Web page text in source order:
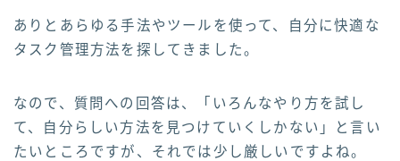
ありとあらゆる手法やツールを使って、自分に快適な
タスク管理方法を探してきました。
なので、質問への回答は、「いろんなやり方を試し
て、自分らしい方法を見つけていくしかない」と言い
たいところですが、それでは少し厳しいですよね。